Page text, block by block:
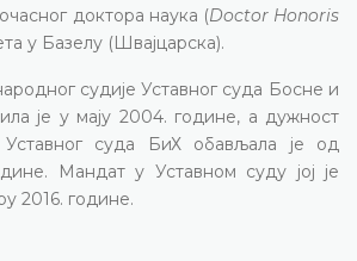
доктора наука (Doctor Honoris
у Базелу (Швајцарска).
судије Уставног суда Босне и
је у мају 2004. године, а дужност
Уставног суда БиХ обављала је од
Мандат у Уставном суду јој је
2016. године.